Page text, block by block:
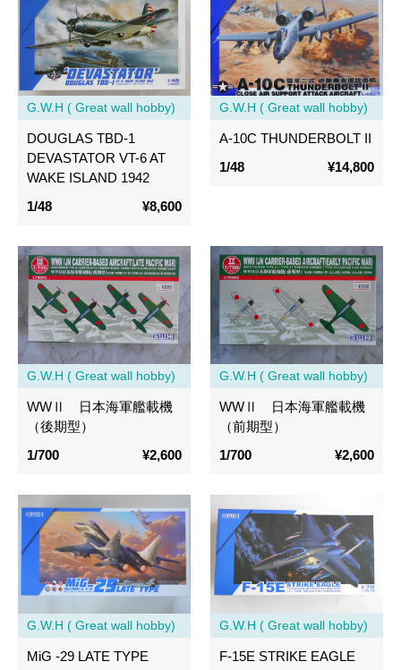
G.W.H ( Great wall hobby)
DOUGLAS TBD-1
DEVASTATOR VT-6 AT
WAKE ISLAND 1942
1/48
¥8,600
G.W.H ( Great wall hobby)
A-10C THUNDERBOLT II
1/48
¥14,800
G.W.H ( Great wall hobby)
WWⅡ 日本海軍艦載機
（後期型）
1/700
¥2,600
G.W.H ( Great wall hobby)
WWⅡ 日本海軍艦載機
（前期型）
1/700
¥2,600
G.W.H ( Great wall hobby)
MiG -29 LATE TYPE
G.W.H ( Great wall hobby)
F-15E STRIKE EAGLE